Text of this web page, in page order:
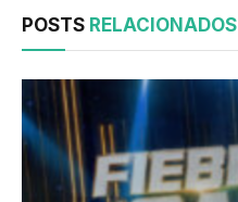
POSTS RELACIONADOS